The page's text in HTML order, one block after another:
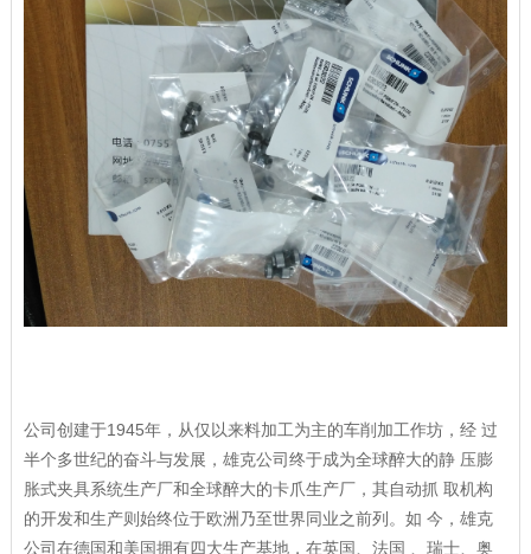
公司创建于1945年，从仅以来料加工为主的车削加工作坊，经 过
半个多世纪的奋斗与发展，雄克公司终于成为全球醉大的静 压膨
胀式夹具系统生产厂和全球醉大的卡爪生产厂，其自动抓 取机构
的开发和生产则始终位于欧洲乃至世界同业之前列。如 今，雄克
公司在德国和美国拥有四大生产基地，在英国、法国 、瑞士、奥